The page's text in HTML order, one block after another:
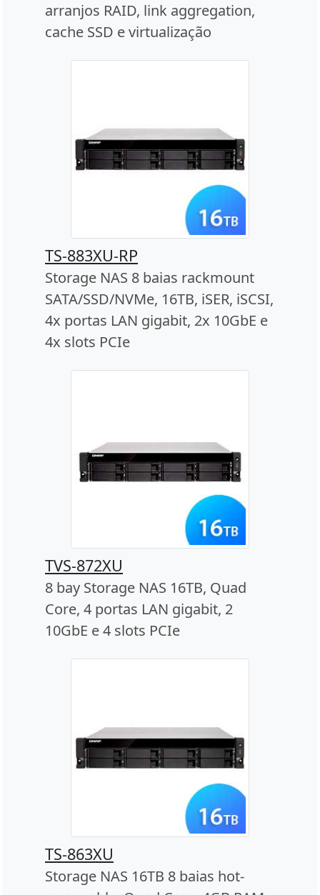
arranjos RAID, link aggregation,
cache SSD e virtualização
TS-883XU-RP
Storage NAS 8 baias rackmount
SATA/SSD/NVMe, 16TB, iSER, iSCSI,
4x portas LAN gigabit, 2x 10GbE e
4x slots PCIe
TVS-872XU
8 bay Storage NAS 16TB, Quad
Core, 4 portas LAN gigabit, 2
10GbE e 4 slots PCIe
TS-863XU
Storage NAS 16TB 8 baias hot-